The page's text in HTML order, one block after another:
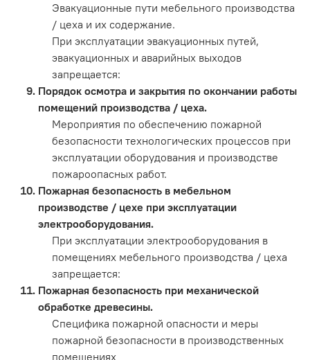
Эвакуационные пути мебельного производства
/ цеха и их содержание.
При эксплуатации эвакуационных путей,
эвакуационных и аварийных выходов
запрещается:
Порядок осмотра и закрытия по окончании работы
помещений производства / цеха.
Мероприятия по обеспечению пожарной
безопасности технологических процессов при
эксплуатации оборудования и производстве
пожароопасных работ.
Пожарная безопасность в мебельном
производстве / цехе при эксплуатации
электрооборудования.
При эксплуатации электрооборудования в
помещениях мебельного производства / цеха
запрещается:
Пожарная безопасность при механической
обработке древесины.
Специфика пожарной опасности и меры
пожарной безопасности в производственных
помещениях